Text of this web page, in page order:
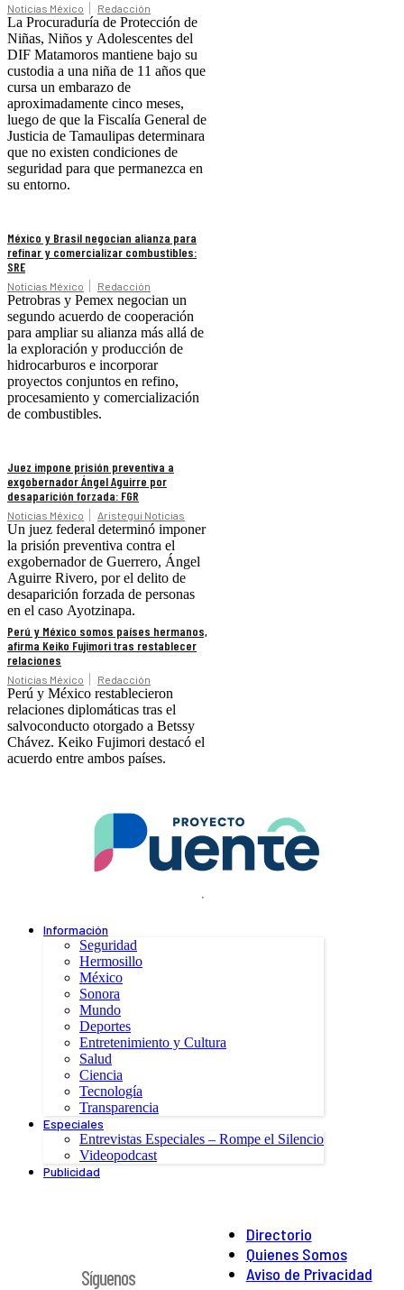
Noticias México Redacción
La Procuraduría de Protección de
Niñas, Niños y Adolescentes del
DIF Matamoros mantiene bajo su
custodia a una niña de 11 años que
cursa un embarazo de
aproximadamente cinco meses,
luego de que la Fiscalía General de
Justicia de Tamaulipas determinara
que no existen condiciones de
seguridad para que permanezca en
su entorno.
México y Brasil negocian alianza para
refinar y comercializar combustibles:
SRE
Noticias México Redacción
Petrobras y Pemex negocian un
segundo acuerdo de cooperación
para ampliar su alianza más allá de
la exploración y producción de
hidrocarburos e incorporar
proyectos conjuntos en refino,
procesamiento y comercialización
de combustibles.
Juez impone prisión preventiva a
exgobernador Ángel Aguirre por
desaparición forzada: FGR
Noticias México Aristegui Noticias
Un juez federal determinó imponer
la prisión preventiva contra el
exgobernador de Guerrero, Ángel
Aguirre Rivero, por el delito de
desaparición forzada de personas
en el caso Ayotzinapa.
Perú y México somos países hermanos,
afirma Keiko Fujimori tras restablecer
relaciones
Noticias México Redacción
Perú y México restablecieron
relaciones diplomáticas tras el
salvoconducto otorgado a Betssy
Chávez. Keiko Fujimori destacó el
acuerdo entre ambos países.
.
Información
Seguridad
Hermosillo
México
Sonora
Mundo
Deportes
Entretenimiento y Cultura
Salud
Ciencia
Tecnología
Transparencia
Especiales
Entrevistas Especiales – Rompe el Silencio
Videopodcast
Publicidad
Directorio
Quienes Somos
Aviso de Privacidad
Síguenos